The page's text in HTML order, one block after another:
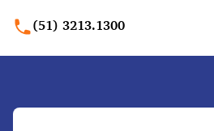
(51) 3213.1300